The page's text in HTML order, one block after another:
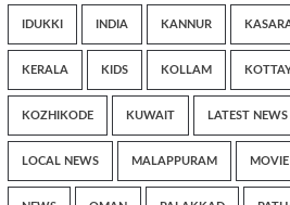
IDUKKI INDIA KANNUR
KERALA KIDS KOLLAM
KOZHIKODE KUWAIT LATEST NEWS
LOCAL NEWS MALAPPURAM MOVIE